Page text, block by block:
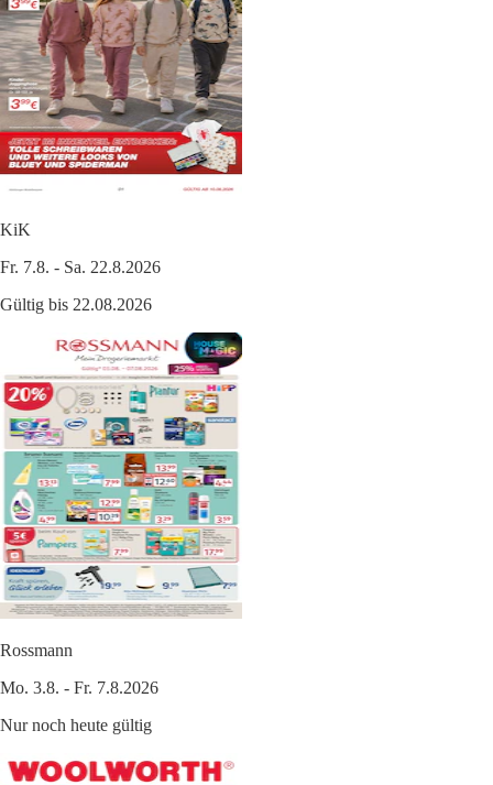
KiK
Fr. 7.8. - Sa. 22.8.2026
Gültig bis 22.08.2026
Rossmann
Mo. 3.8. - Fr. 7.8.2026
Nur noch heute gültig